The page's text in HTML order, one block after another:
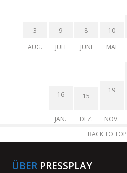
3
AUG.
9
JULI
8
JUNI
10
MAI
16
JAN.
15
DEZ.
19
NOV.
BACK TO TOP
ÜBER PRESSPLAY